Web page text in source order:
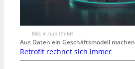
Bild: in.hub GmbH
Aus Daten ein Geschäftsmodell machen
Retrofit rechnet sich immer